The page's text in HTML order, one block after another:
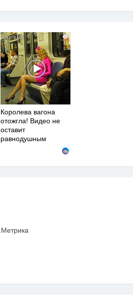
i
Королева вагона
отожгла! Видео не
оставит
равнодушным